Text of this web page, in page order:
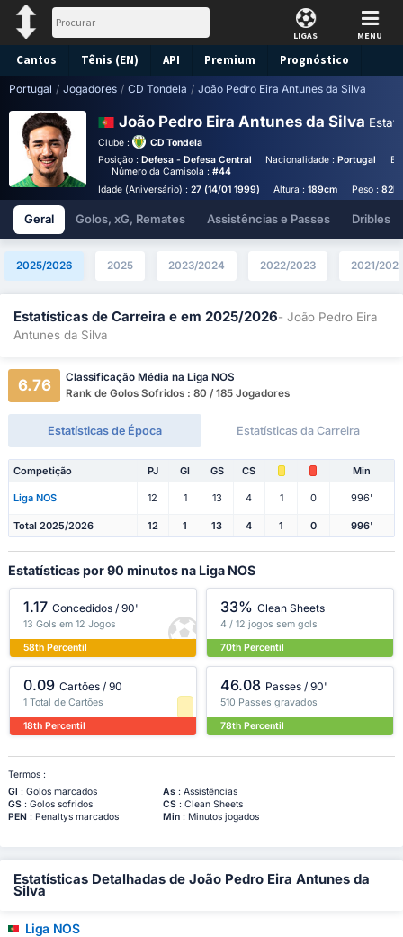
LIGAS MENU
Cantos Tênis (EN) API Premium Prognóstico
Portugal / Jogadores / CD Tondela / João Pedro Eira Antunes da Silva
João Pedro Eira Antunes da Silva Estat.
Clube :
CD Tondela
Posição : Defesa - Defesa Central Nacionalidade :Portugal
Número da Camisola :#44
Idade (Aniversário) : 27 (14/01 1999) Altura :189cm Peso :
Geral Golos, xG, Remates Assistências e Passes Dribles
2025/2026 2025 2023/2024 2022/2023 2021/
Estatísticas de Carreira e em 2025/2026- João Pedro Eira
Antunes da Silva
6.76
Classificação Média na Liga NOS
Rank de Golos Sofridos : 80 / 185 Jogadores
Estatísticas de Época Estatísticas da Carreira
Competição PJ Gl GS CS Min
Liga NOS 12 1 13 4 1 0 996'
Total 2025/2026 12 1 13 4 1 0 996'
Estatísticas por 90 minutos na Liga NOS
1.17 Concedidos / 90'
13 Gols em 12 Jogos
58th Percentil
33% Clean Sheets
4 / 12 jogos sem gols
70th Percentil
0.09 Cartões / 90
1 Total de Cartões
18th Percentil
46.08 Passes / 90'
510 Passes gravados
78th Percentil
Termos :
Gl : Golos marcados As: Assistências
GS: Golos sofridos CS: Clean Sheets
PEN: Penaltys marcados Min: Minutos jogados
Estatísticas Detalhadas de João Pedro Eira Antunes da
Silva
Liga NOS